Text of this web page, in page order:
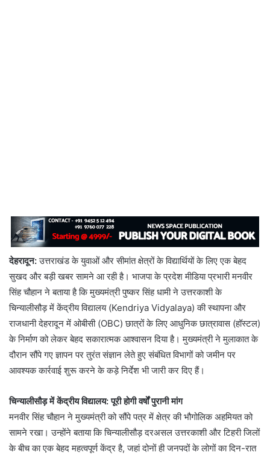
देहरादून:उत्तराखंड के युवाओं और सीमांत क्षेत्रों के विद्यार्थियों के लिए एक बेहद
सुखद और बड़ी खबर सामने आ रही है। भाजपा के प्रदेश मीडिया प्रभारी मनवीर
सिंह चौहान ने बताया है कि मुख्यमंत्री पुष्कर सिंह धामी ने उत्तरकाशी के
चिन्यालीसौड़ में केंद्रीय विद्यालय (Kendriya Vidyalaya) की स्थापना और
राजधानी देहरादून में ओबीसी (OBC) छात्रों के लिए आधुनिक छात्रावास (हॉस्टल)
के निर्माण को लेकर बेहद सकारात्मक आश्वासन दिया है। मुख्यमंत्री ने मुलाकात के
दौरान सौंपे गए ज्ञापन पर तुरंत संज्ञान लेते हुए संबंधित विभागों को जमीन पर
आवश्यक कार्रवाई शुरू करने के कड़े निर्देश भी जारी कर दिए हैं।
चिन्यालीसौड़ में केंद्रीय विद्यालय: पूरी होगी वर्षों पुरानी मांग
मनवीर सिंह चौहान ने मुख्यमंत्री को सौंपे पत्र में क्षेत्र की भौगोलिक अहमियत को
सामने रखा। उन्होंने बताया कि चिन्यालीसौड़ दरअसल उत्तरकाशी और टिहरी जिलों
के बीच का एक बेहद महत्वपूर्ण केंद्र है, जहां दोनों ही जनपदों के लोगों का दिन-रात